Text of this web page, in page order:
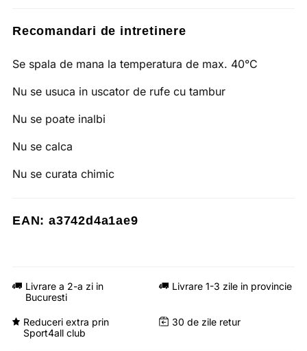
Recomandari de intretinere
Se spala de mana la temperatura de max. 40°C
Nu se usuca in uscator de rufe cu tambur
Nu se poate inalbi
Nu se calca
Nu se curata chimic
EAN: a3742d4a1ae9
Livrare a 2-a zi in
Bucuresti
Livrare 1-3 zile in provincie
Reduceri extra prin
Sport4all club
30 de zile retur